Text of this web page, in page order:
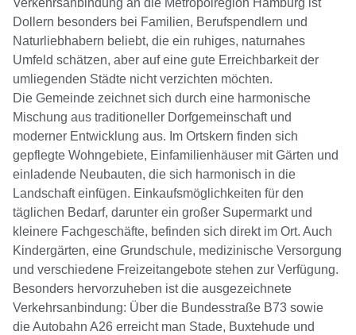
Verkehrsanbindung an die Metropolregion Hamburg ist
Dollern besonders bei Familien, Berufspendlern und
Naturliebhabern beliebt, die ein ruhiges, naturnahes
Umfeld schätzen, aber auf eine gute Erreichbarkeit der
umliegenden Städte nicht verzichten möchten.
Die Gemeinde zeichnet sich durch eine harmonische
Mischung aus traditioneller Dorfgemeinschaft und
moderner Entwicklung aus. Im Ortskern finden sich
gepflegte Wohngebiete, Einfamilienhäuser mit Gärten und
einladende Neubauten, die sich harmonisch in die
Landschaft einfügen. Einkaufsmöglichkeiten für den
täglichen Bedarf, darunter ein großer Supermarkt und
kleinere Fachgeschäfte, befinden sich direkt im Ort. Auch
Kindergärten, eine Grundschule, medizinische Versorgung
und verschiedene Freizeitangebote stehen zur Verfügung.
Besonders hervorzuheben ist die ausgezeichnete
Verkehrsanbindung: Über die Bundesstraße B73 sowie
die Autobahn A26 erreicht man Stade, Buxtehude und